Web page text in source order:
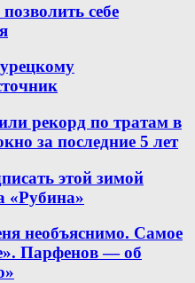
себе
рекорд по тратам в
за последние 5 лет
этой зимой
«Рубина»
необъяснимо. Самое
Парфенов — об